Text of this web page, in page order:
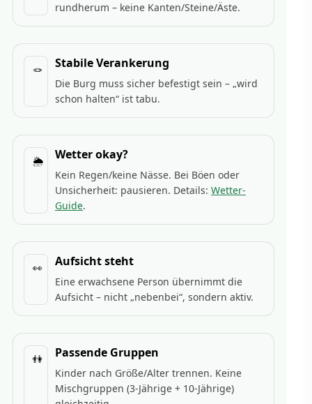
rundherum – keine Kanten/Steine/Äste.
🪢 Stabile Verankerung
Die Burg muss sicher befestigt sein – „wird
schon halten“ ist tabu.
🌦️ Wetter okay?
Kein Regen/keine Nässe. Bei Böen oder
Unsicherheit: pausieren. Details: Wetter-
Guide.
👀 Aufsicht steht
Eine erwachsene Person übernimmt die
Aufsicht – nicht „nebenbei“, sondern aktiv.
👫 Passende Gruppen
Kinder nach Größe/Alter trennen. Keine
Mischgruppen (3-Jährige + 10-Jährige)